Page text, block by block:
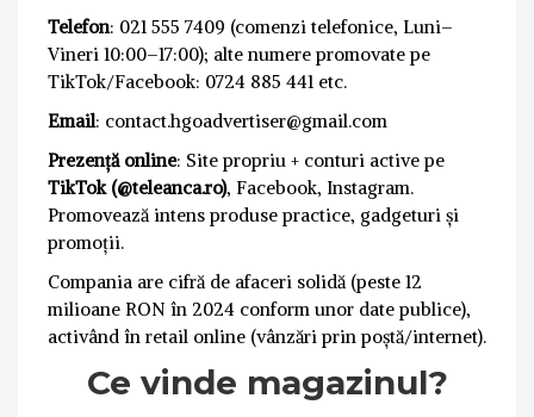
Telefon: 021 555 7409 (comenzi telefonice, Luni–
Vineri 10:00–17:00); alte numere promovate pe
TikTok/Facebook: 0724 885 441 etc.
Email: contact.hgoadvertiser@gmail.com
Prezență online: Site propriu + conturi active pe
TikTok (@teleanca.ro), Facebook, Instagram.
Promovează intens produse practice, gadgeturi și
promoții.
Compania are cifră de afaceri solidă (peste 12
milioane RON în 2024 conform unor date publice),
activând în retail online (vânzări prin poștă/internet).
Ce vinde magazinul?